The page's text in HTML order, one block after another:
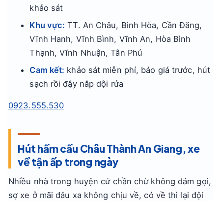
khảo sát
Khu vực: TT. An Châu, Bình Hòa, Cần Đăng,
Vĩnh Hanh, Vĩnh Bình, Vĩnh An, Hòa Bình
Thạnh, Vĩnh Nhuận, Tân Phú
Cam kết: khảo sát miễn phí, báo giá trước, hút
sạch rồi đậy nắp dội rửa
0923.555.530
Hút hầm cầu Châu Thành An Giang, xe
về tận ấp trong ngày
Nhiều nhà trong huyện cứ chần chừ không dám gọi,
sợ xe ở mãi đâu xa không chịu về, có về thì lại đội